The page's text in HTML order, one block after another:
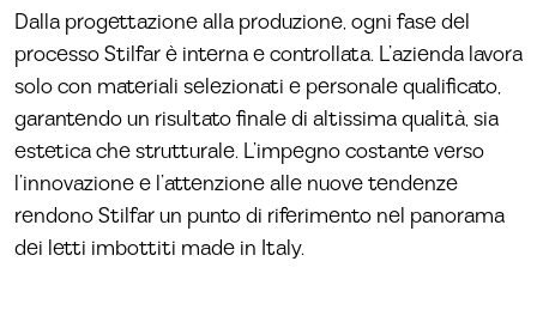
Dalla progettazione alla produzione, ogni fase del
processo Stilfar è interna e controllata. L’azienda lavora
solo con materiali selezionati e personale qualificato,
garantendo un risultato finale di altissima qualità, sia
estetica che strutturale. L’impegno costante verso
l’innovazione e l’attenzione alle nuove tendenze
rendono Stilfar un punto di riferimento nel panorama
dei letti imbottiti made in Italy.